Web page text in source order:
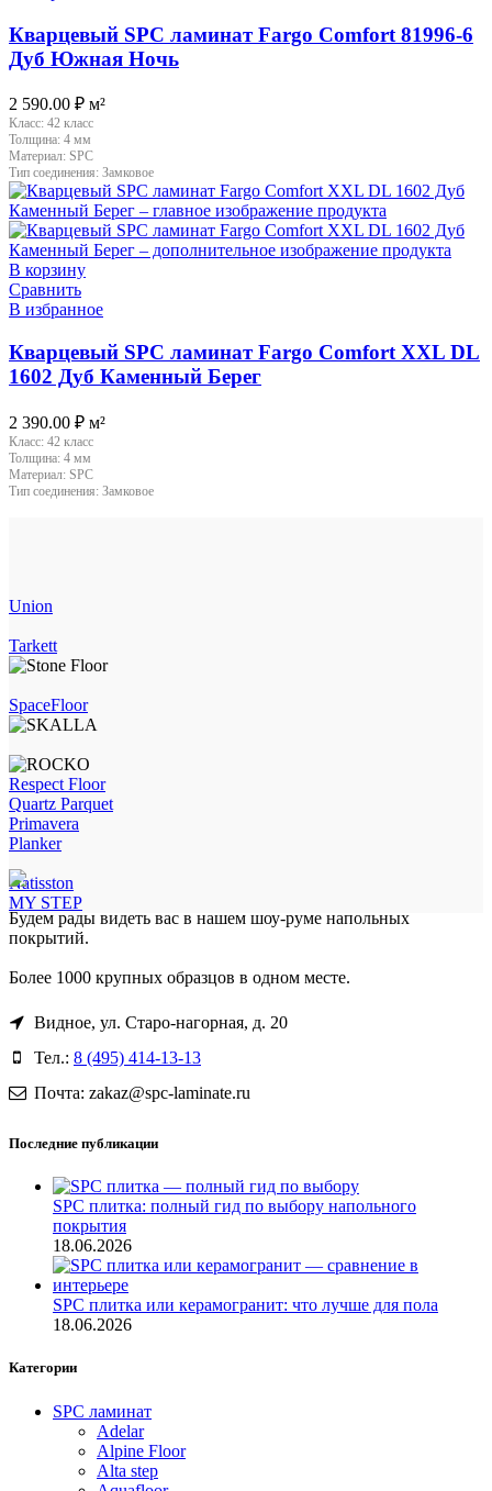
Кварцевый SPC ламинат Fargo Comfort 81996-6
Дуб Южная Ночь
2 590.00 ₽ м²
Класс: 42 класс
Толщина: 4 мм
Материал: SPC
Тип соединения: Замковое
В корзину
Сравнить
В избранное
Кварцевый SPC ламинат Fargo Comfort XXL DL
1602 Дуб Каменный Берег
2 390.00 ₽ м²
Класс: 42 класс
Толщина: 4 мм
Материал: SPC
Тип соединения: Замковое
Union
Tarkett
SpaceFloor
Respect Floor
Quartz Parquet
Primavera
Planker
Natisston
MY STEP
Будем рады видеть вас в нашем шоу-руме напольных
покрытий.
Более 1000 крупных образцов в одном месте.
Видное, ул. Старо-нагорная, д. 20
Тел.: 8 (495) 414-13-13
Почта: zakaz@spc-laminate.ru
Последние публикации
SPC плитка: полный гид по выбору напольного
покрытия
18.06.2026
SPC плитка или керамогранит: что лучше для пола
18.06.2026
Категории
SPC ламинат
Adelar
Alpine Floor
Alta step